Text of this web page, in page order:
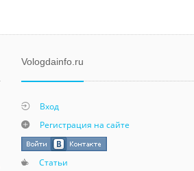
Vologdainfo.ru
Вход
Регистрация на сайте
Статьи